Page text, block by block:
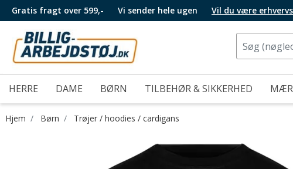
Gratis fragt over 599,- Vi sender hele ugen Vil du være
HERRE DAME BØRN TILBEHØR & SIKKERHED
Hjem Børn Trøjer / hoodies / cardigans